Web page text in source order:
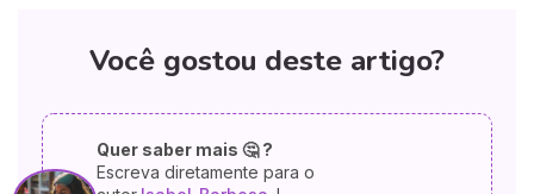
Você gostou deste artigo?
Quer saber mais 🤔 ?
Escreva diretamente para o